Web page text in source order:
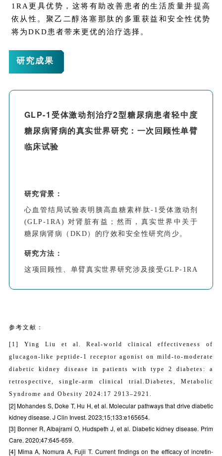
1RA更具优势，这将有助改善患者的生活质量并提高
依从性。聚乙二醇洛塞那肽的多重获益和安全性优势
将为DKD患者带来更优的治疗选择。
研究成果
GLP-1受体激动剂治疗2型糖尿病患者轻中度
糖尿病肾病的真实世界研究：一次回顾性单臂
临床试验
研究背景：
心血管结局试验表明胰高血糖素样肽-1受体激动剂
(GLP-1RA) 对肾脏有益；然而，真实世界中关于
糖尿病肾病（DKD）的疗效和安全性研究尚少。
研究方法：
这项回顾性、单臂真实世界研究涉及接受GLP-1RA
本研究共纳入364例DKD患者，其中153例
（42.0%）为女性。中位病程为8.0年，年龄、
HbA1c水平、体重指数和尿白蛋白肌酐比值
(UACR) 的平均值分别为52.1年、8.6%、
糖、体重、收缩压（SBP）、舒张压（DBP）、总
胆固醇、甘油三酯、高密度脂蛋白胆固醇和低密度
参考文献：
[ 1]
Ying Liu et al. Real-world clinical effectiveness of
glucagon-like peptide-1 receptor agonist on mild-to-moderate
diabetic kidney disease in patients with type 2 diabetes: a
retrospective, single-arm clinical trial.Diabetes, Metabolic
Syndrome and Obesity 2024:17 2913–2921.
[2] Mohandes S, Doke T, Hu H, et al. Molecular pathways that drive diabetic
kidney disease. J Clin Invest. 2023;15;133:e165654.
[3] Bonner R, Albajrami O, Hudspeth J, et al. Diabetic kidney disease. Prim
Care. 2020;47:645-659.
[4] Mima A, Nomura A, Fujii T. Current findings on the efficacy of incretin-